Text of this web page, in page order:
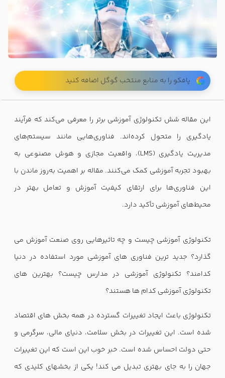
پافکو را به منابع منتخب گوگل اضافه کنید
این مقاله شش تکنولوژی آموزشی برتر را معرفی می‌کند که فرآیند
یادگیری را متحول کرده‌اند. فناوری‌هایی مانند سیستم‌های
مدیریت یادگیری (LMS)، واقعیت مجازی و هوش مصنوعی به
بهبود تجربه آموزشی کمک می‌کنند. مقاله بر اهمیت به‌روز ماندن با
این فناوری‌ها برای ارتقای کیفیت آموزش و تعامل بهتر در
محیط‌های آموزشی تأکید دارد.
تکنولوژی آموزشی چیست و چه تاثیرهایی روی صنعت آموزش می
گذارد؟ جدید ترین فناوری های آموزشی مورد استفاده در دنیا
کدامند؟ تکنولوژی آموزشی در مدارس چیست؟ بهترین های
تکنولوژی آموزشی کدام ها هستند؟
تکنولوژی باعث ایجاد تغییرات گسترده در همه بخش های اقتصاد
شده است. این تغییرات در بخش سلامت، دنیای مالی، سرگرمی و
حتی دولت احساس شده است. خبر خوب این است که این تغییرات
جهان را به جای بهتری تبدیل می کند! یکی از بخشهای کلیدی که